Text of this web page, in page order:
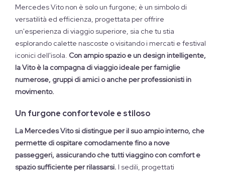
Mercedes Vito non è solo un furgone; è un simbolo di
versatilità ed efficienza, progettata per offrire
un'esperienza di viaggio superiore, sia che tu stia
esplorando calette nascoste o visitando i mercati e festival
iconici dell'isola. Con ampio spazio e un design intelligente,
la Vito è la compagna di viaggio ideale per famiglie
numerose, gruppi di amici o anche per professionisti in
movimento.
Un furgone confortevole e stiloso
La Mercedes Vito si distingue per il suo ampio interno, che
permette di ospitare comodamente fino a nove
passeggeri, assicurando che tutti viaggino con comfort e
spazio sufficiente per rilassarsi. I sedili, progettati